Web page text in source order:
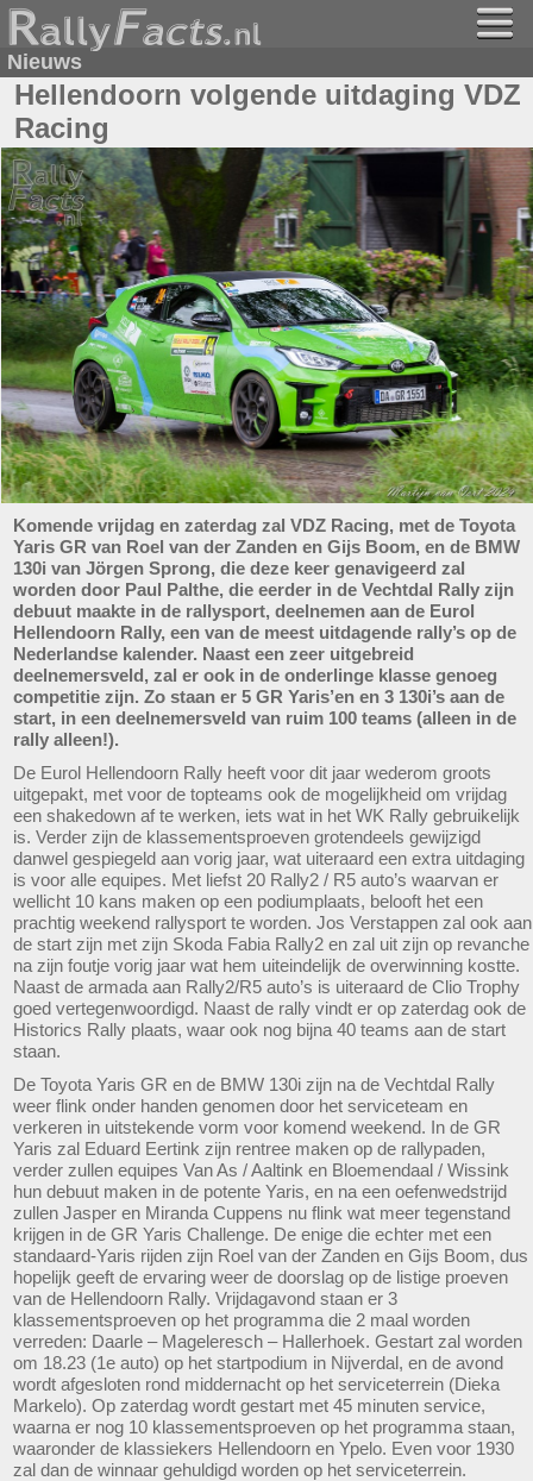
Nieuws
Hellendoorn volgende uitdaging VDZ
Racing
Komende vrijdag en zaterdag zal VDZ Racing, met de Toyota
Yaris GR van Roel van der Zanden en Gijs Boom, en de BMW
130i van Jörgen Sprong, die deze keer genavigeerd zal
worden door Paul Palthe, die eerder in de Vechtdal Rally zijn
debuut maakte in de rallysport, deelnemen aan de Eurol
Hellendoorn Rally, een van de meest uitdagende rally’s op de
Nederlandse kalender. Naast een zeer uitgebreid
deelnemersveld, zal er ook in de onderlinge klasse genoeg
competitie zijn. Zo staan er 5 GR Yaris’en en 3 130i’s aan de
start, in een deelnemersveld van ruim 100 teams (alleen in de
rally alleen!).
De Eurol Hellendoorn Rally heeft voor dit jaar wederom groots
uitgepakt, met voor de topteams ook de mogelijkheid om vrijdag
een shakedown af te werken, iets wat in het WK Rally gebruikelijk
is. Verder zijn de klassementsproeven grotendeels gewijzigd
danwel gespiegeld aan vorig jaar, wat uiteraard een extra uitdaging
is voor alle equipes. Met liefst 20 Rally2 / R5 auto’s waarvan er
wellicht 10 kans maken op een podiumplaats, belooft het een
prachtig weekend rallysport te worden. Jos Verstappen zal ook aan
de start zijn met zijn Skoda Fabia Rally2 en zal uit zijn op revanche
na zijn foutje vorig jaar wat hem uiteindelijk de overwinning kostte.
Naast de armada aan Rally2/R5 auto’s is uiteraard de Clio Trophy
goed vertegenwoordigd. Naast de rally vindt er op zaterdag ook de
Historics Rally plaats, waar ook nog bijna 40 teams aan de start
staan.
De Toyota Yaris GR en de BMW 130i zijn na de Vechtdal Rally
weer flink onder handen genomen door het serviceteam en
verkeren in uitstekende vorm voor komend weekend. In de GR
Yaris zal Eduard Eertink zijn rentree maken op de rallypaden,
verder zullen equipes Van As / Aaltink en Bloemendaal / Wissink
hun debuut maken in de potente Yaris, en na een oefenwedstrijd
zullen Jasper en Miranda Cuppens nu flink wat meer tegenstand
krijgen in de GR Yaris Challenge. De enige die echter met een
standaard-Yaris rijden zijn Roel van der Zanden en Gijs Boom, dus
hopelijk geeft de ervaring weer de doorslag op de listige proeven
van de Hellendoorn Rally. Vrijdagavond staan er 3
klassementsproeven op het programma die 2 maal worden
verreden: Daarle – Mageleresch – Hallerhoek. Gestart zal worden
om 18.23 (1e auto) op het startpodium in Nijverdal, en de avond
wordt afgesloten rond middernacht op het serviceterrein (Dieka
Markelo). Op zaterdag wordt gestart met 45 minuten service,
waarna er nog 10 klassementsproeven op het programma staan,
waaronder de klassiekers Hellendoorn en Ypelo. Even voor 1930
zal dan de winnaar gehuldigd worden op het serviceterrein.